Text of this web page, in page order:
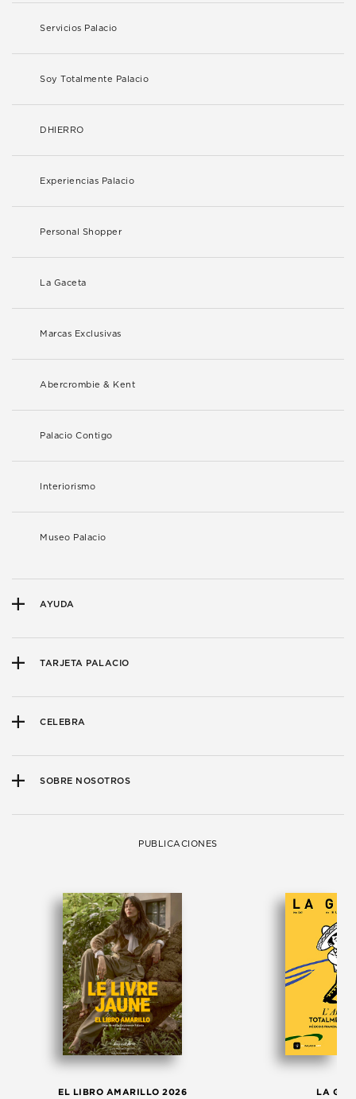
Servicios Palacio
Soy Totalmente Palacio
DHIERRO
Experiencias Palacio
Personal Shopper
La Gaceta
Marcas Exclusivas
Abercrombie & Kent
Palacio Contigo
Interiorismo
Museo Palacio
AYUDA
TARJETA PALACIO
CELEBRA
SOBRE NOSOTROS
PUBLICACIONES
EL LIBRO AMARILLO 2026 LA